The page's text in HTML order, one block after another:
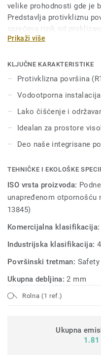
velike prohodnosti gde je
Predstavlja protivkliznu
sprečava rizik od
vodom i sapunom. A kako
olakšava održavanje.
dizajnirane za uklapanje
iz iQ Granit kolekcije.
Prikaži više
KLJUČNE KARAKTERISTIKE
Protivklizna površina
Vodootporna instalacija
Lako čišćenje i
Idealan za prostore
Deo naše integrisane
TEHNIČKE I EKOLOŠKE
ISO vrsta proizvoda:
unapređenom otpornošću
13845)
Komercijalna klasifikacija:
Industrijska klasifikacija:
Površinski tretman: Safety
Ukupna debljina:2 mm
Rolna (1 ref.)
Ukupna
1.81